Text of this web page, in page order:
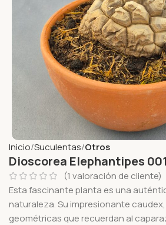
Inicio Suculentas Otros
Dioscorea Elephantipes 001
(1 valoración de cliente)
Esta fascinante planta es una
naturaleza. Su impresionante
geométricas que recuerdan al